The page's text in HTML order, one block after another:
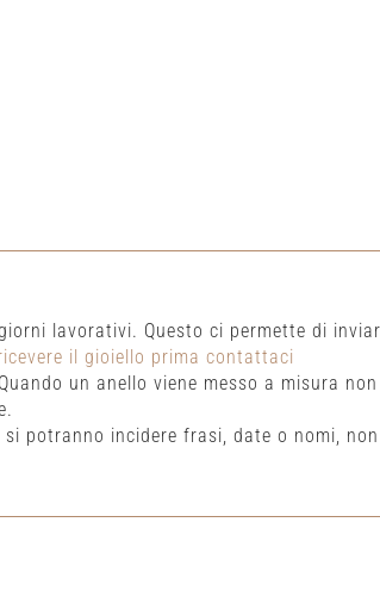
lavorativi. Questo ci permette di
il gioiello prima contattaci
un anello viene messo a misura
potranno incidere frasi, date o nomi,